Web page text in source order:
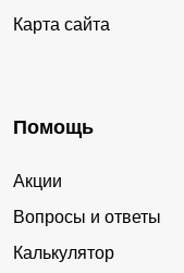
Карта сайта
Помощь
Акции
Вопросы и ответы
Калькулятор